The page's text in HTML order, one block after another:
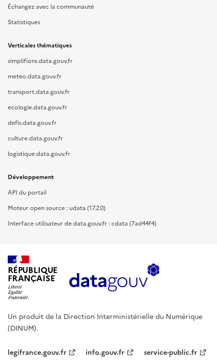
Échangez avec la communauté
Statistiques
Verticales thématiques
simplifions.data.gouv.fr
meteo.data.gouv.fr
transport.data.gouv.fr
ecologie.data.gouv.fr
defis.data.gouv.fr
culture.data.gouv.fr
logistique.data.gouv.fr
Développement
API du portail
Moteur open source : udata (17.2.0)
Interface utilisateur de data.gouv.fr : cdata (7ad44f4)
RÉPUBLIQUE
FRANÇAISE
Un produit de la Direction Interministérielle du Numérique
(DINUM).
legifrance.gouv.fr info.gouv.fr service-public.fr